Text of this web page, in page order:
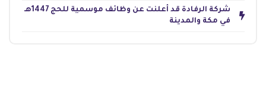
شركة الرفادة قد أعلنت عن وظائف موسمية للحج 1447هـ
في مكة والمدينة